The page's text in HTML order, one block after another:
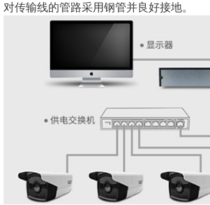
对传输线的管路采用钢管并良好接地。